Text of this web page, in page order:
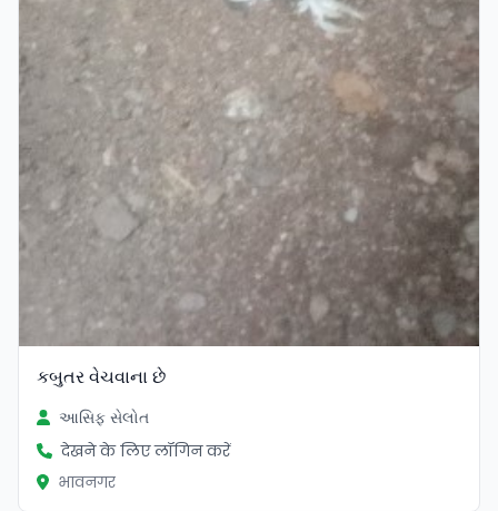
કબુતર વેચવાના છે
આસિફ સેલોત
देखने के लिए लॉगिन करें
भावनगर